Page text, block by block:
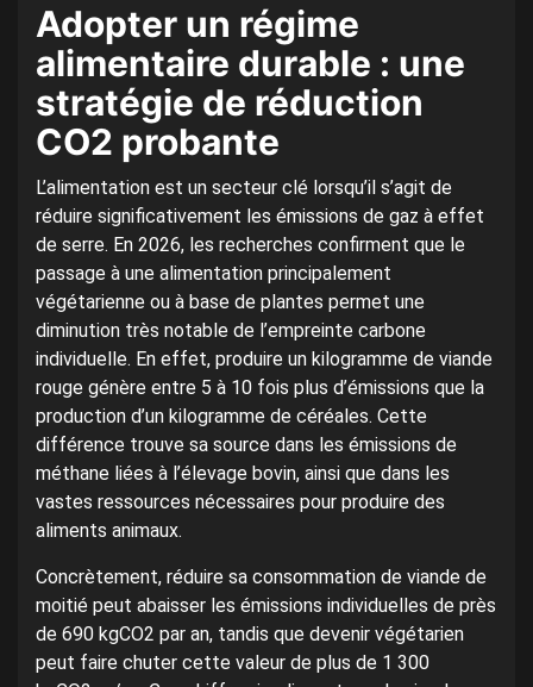
Adopter un régime
alimentaire durable : une
stratégie de réduction
CO2 probante
L’alimentation est un secteur clé lorsqu’il s’agit de
réduire significativement les émissions de gaz à effet
de serre. En 2026, les recherches confirment que le
passage à une alimentation principalement
végétarienne ou à base de plantes permet une
diminution très notable de l’empreinte carbone
individuelle. En effet, produire un kilogramme de viande
rouge génère entre 5 à 10 fois plus d’émissions que la
production d’un kilogramme de céréales. Cette
différence trouve sa source dans les émissions de
méthane liées à l’élevage bovin, ainsi que dans les
vastes ressources nécessaires pour produire des
aliments animaux.
Concrètement, réduire sa consommation de viande de
moitié peut abaisser les émissions individuelles de près
de 690 kgCO2 par an, tandis que devenir végétarien
peut faire chuter cette valeur de plus de 1 300